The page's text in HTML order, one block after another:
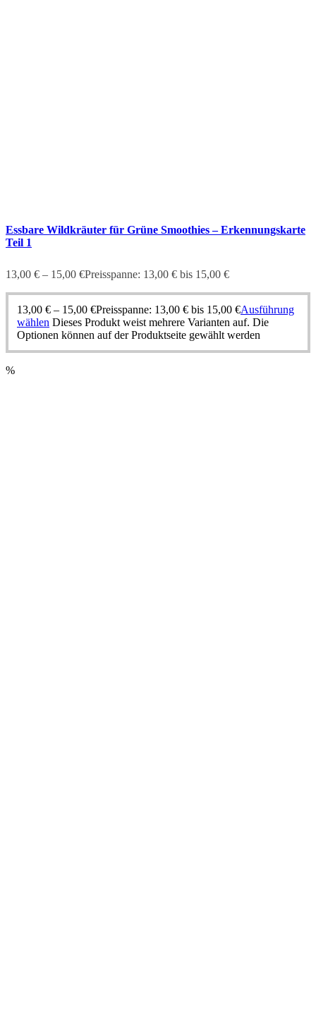
Essbare Wildkräuter für Grüne Smoothies – Erkennungskarte
Teil 1
13,00 € – 15,00 €Preisspanne: 13,00 € bis 15,00 €
13,00 € – 15,00 €Preisspanne: 13,00 € bis 15,00 €Ausführung
wählen Dieses Produkt weist mehrere Varianten auf. Die
Optionen können auf der Produktseite gewählt werden
%